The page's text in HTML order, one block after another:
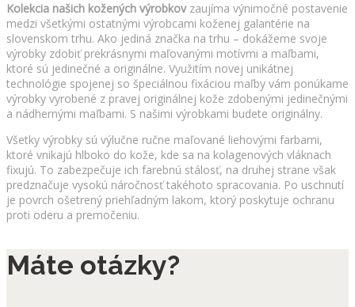
Kolekcia našich kožených výrobkov zaujíma výnimočné postavenie
medzi všetkými ostatnými výrobcami koženej galantérie na
slovenskom trhu. Ako jediná značka na trhu – dokážeme svoje
výrobky zdobiť prekrásnymi maľovanými motívmi a maľbami,
ktoré sú jedinečné a originálne. Využitím novej unikátnej
technológie spojenej so špeciálnou fixáciou maľby vám ponúkame
výrobky vyrobené z pravej originálnej kože zdobenými jedinečnými
a nádhernými maľbami. S našimi výrobkami budete originálny.
Všetky výrobky sú výlučne ručne maľované liehovými farbami,
ktoré vnikajú hlboko do kože, kde sa na kolagenových vláknach
fixujú. To zabezpečuje ich farebnú stálosť, na druhej strane však
predznačuje vysokú náročnosť takéhoto spracovania. Po uschnutí
je povrch ošetrený priehľadným lakom, ktorý poskytuje ochranu
proti oderu a premočeniu.
Máte otázky?